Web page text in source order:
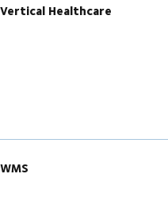
Vertical Healthcare
WMS